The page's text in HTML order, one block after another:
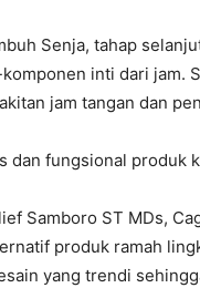
Senja, tahap
inti dari jam.
jam tangan dan
dan fungsional produk
Samboro ST MDs,
produk ramah
yang trendi